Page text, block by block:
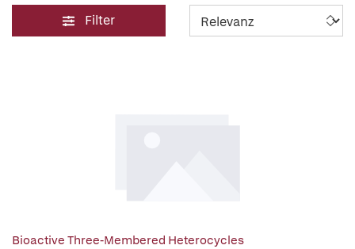
Filter
Bioactive Three-Membered Heterocycles